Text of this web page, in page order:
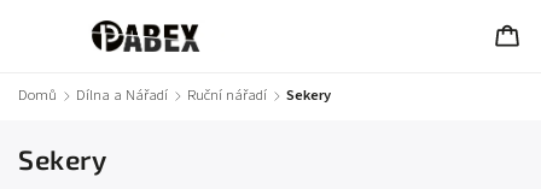
Domů / Dílna a Nářadí / Ruční nářadí / Sekery
Sekery